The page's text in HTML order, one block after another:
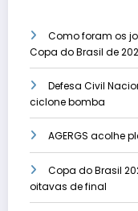
Como foram os
Copa do Brasil de
Defesa Civil
ciclone bomba
AGERGS acolhe
Copa do Brasil
oitavas de final